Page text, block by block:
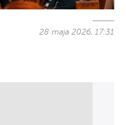
28 maja 2026, 17:31